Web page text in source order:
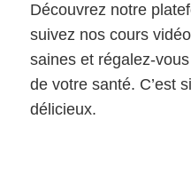
Découvrez notre
suivez nos cours
saines et régalez-
de votre santé. C’est
délicieux.